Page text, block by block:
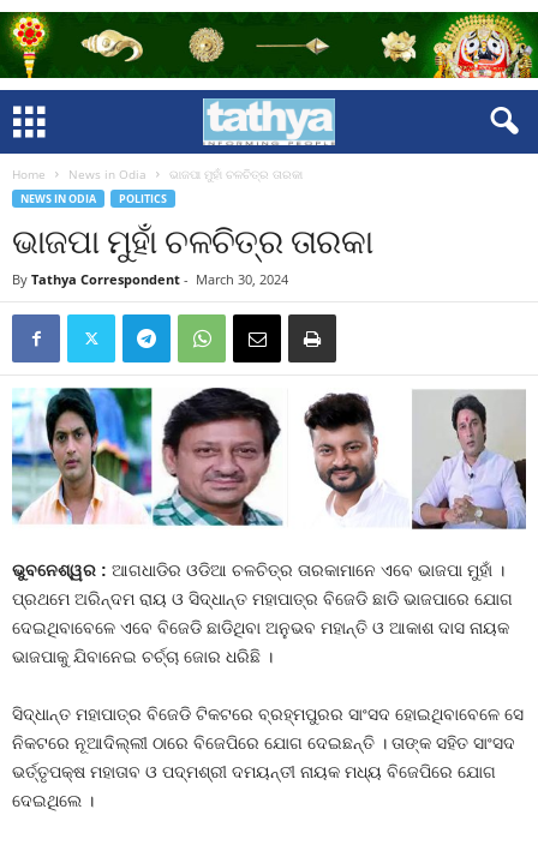
Home News in Odia ଭାଜପା ମୁହାଁ ଚଳଚିତ୍ର ତାରକା
NEWS IN ODIA POLITICS
ଭାଜପା ମୁହାଁ ଚଳଚିତ୍ର ତାରକା
By Tathya Correspondent - March 30, 2024
ଭୁବନେଶ୍ୱର : ଆଗଧାଡିର ଓଡିଆ ଚଳଚିତ୍ର ତାରକାମାନେ ଏବେ ଭାଜପା ମୁହାଁ ।
ପ୍ରଥମେ ଅରିନ୍ଦମ ରାୟ ଓ ସିଦ୍ଧାନ୍ତ ମହାପାତ୍ର ବିଜେଡି ଛାଡି ଭାଜପାରେ ଯୋଗ
ଦେଇଥିବାବେଳେ ଏବେ ବିଜେଡି ଛାଡିଥିବା ଅନୁଭବ ମହାନ୍ତି ଓ ଆକାଶ ଦାସ ନାୟକ
ଭାଜପାକୁ ଯିବାନେଇ ଚର୍ଚ୍ଚା ଜୋର ଧରିଛି ।
ସିଦ୍ଧାନ୍ତ ମହାପାତ୍ର ବିଜେଡି ଟିକଟରେ ବ୍ରହ୍ମପୁରର ସାଂସଦ ହୋଇଥିବାବେଳେ ସେ
ନିକଟରେ ନୂଆଦିଲ୍ଲୀ ଠାରେ ବିଜେପିରେ ଯୋଗ ଦେଇଛନ୍ତି । ତାଙ୍କ ସହିତ ସାଂସଦ
ଭର୍ତ୍ତୃପକ୍ଷ ମହାତାବ ଓ ପଦ୍ମଶ୍ରୀ ଦମୟନ୍ତୀ ନାୟକ ମଧ୍ୟ ବିଜେପିରେ ଯୋଗ
ଦେଇଥିଲେ ।